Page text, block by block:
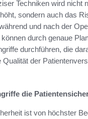
Techniken wird nicht
sondern auch das
und nach der
durch genaue
durchführen, die
Qualität der
die
ist von höchster